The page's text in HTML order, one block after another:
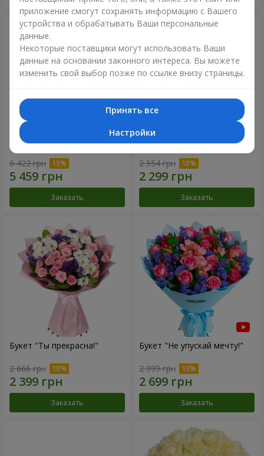
51 белая хризантема
6 422 грн
Заказать
Романтический букет
2 554 грн
Заказать
Букет "Ты прекрасна!"
2 666 грн
Заказать
Букет "Не упускай мечту!"
2 999 грн
Заказать
приложение смогут сохранять информацию с Вашего
устройства и обрабатывать Ваши персональные
данные.
Некоторые поставщики могут использовать Ваши
данные на основании законного интереса. Вы можете
изменить свой выбор позже по ссылке внизу страницы.
Принять все
Настройки